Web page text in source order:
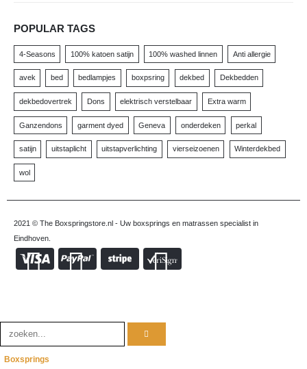
POPULAR TAGS
4-Seasons 100% katoen satijn 100% washed linnen Anti allergie
avek bed bedlampjes boxpsring dekbed Dekbedden
dekbedovertrek Dons elektrisch verstelbaar Extra warm
Ganzendons garment dyed Geneva onderdeken perkal
satijn uitstaplicht uitstapverlichting vierseizoenen Winterdekbed
wol
2021 © The Boxspringstore.nl - Uw boxsprings en matrassen specialist in
Eindhoven.
Boxsprings